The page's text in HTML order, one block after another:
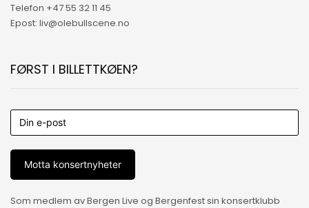
Telefon +47 55 32 11 45
Epost: liv@olebullscene.no
FØRST I BILLETTKØEN?
Motta konsertnyheter
Som medlem av Bergen Live og Bergenfest sin konsertklubb